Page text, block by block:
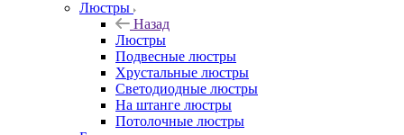
Люстры
Назад
Люстры
Подвесные люстры
Хрустальные люстры
Светодиодные люстры
На штанге люстры
Потолочные люстры